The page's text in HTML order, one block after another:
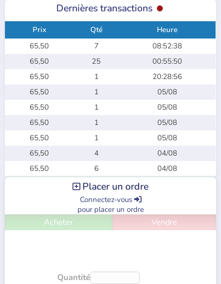
Dernières transactions
Prix Qté
Heure
65,50
7
08:52:38
65,50
25
00:55:50
65,50
1
20:28:56
65,50
1
05/08
65,50
1
05/08
65,50
1
05/08
65,50
1
05/08
65,50
4
04/08
65,50
6 04/08
Placer un ordre
Connectez-vous 
pour placer un ordre
Acheter Vendre
Quantité